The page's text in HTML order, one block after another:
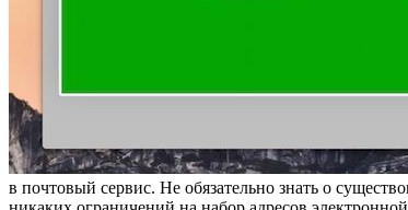
в почтовый сервис. Не обязательно знать о